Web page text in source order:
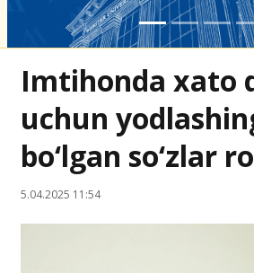
Imtihonda xato
uchun
bo‘lgan so‘zlar
5.04.2025 11:54